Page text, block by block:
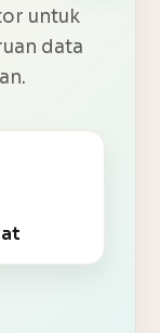
untuk
data